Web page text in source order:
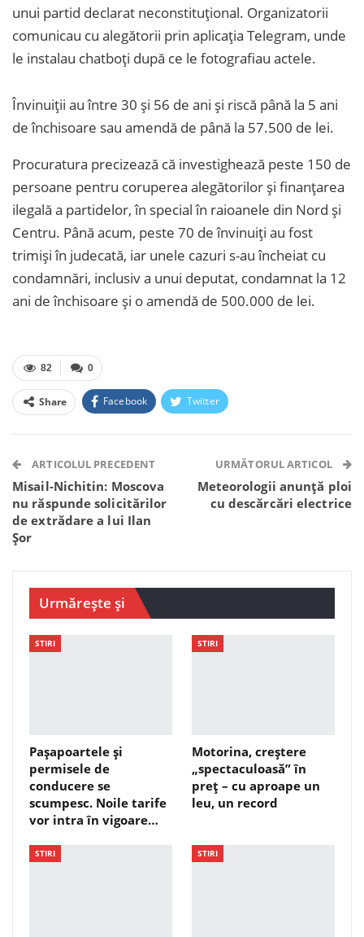
unui partid declarat neconstituțional. Organizatorii
comunicau cu alegătorii prin aplicația Telegram, unde
le instalau chatboți după ce le fotografiau actele.
Învinuiții au între 30 și 56 de ani și riscă până la 5 ani
de închisoare sau amendă de până la 57.500 de lei.
Procuratura precizează că investighează peste 150 de
persoane pentru coruperea alegătorilor și finanțarea
ilegală a partidelor, în special în raioanele din Nord și
Centru. Până acum, peste 70 de învinuiți au fost
trimiși în judecată, iar unele cazuri s-au încheiat cu
condamnări, inclusiv a unui deputat, condamnat la 12
ani de închisoare și o amendă de 500.000 de lei.
0
82
Share Facebook Twitter
Telegram WhatsApp Viber
ARTICOLUL PRECEDENT
Misail-Nichitin: Moscova
nu răspunde solicitărilor
de extrădare a lui Ilan
Șor
URMĂTORUL ARTICOL
Meteorologii anunță ploi
cu descărcări electrice
Urmărește și
STIRI
Pașapoartele și
permisele de
conducere se
scumpesc. Noile tarife
vor intra în vigoare…
STIRI
Motorina, creștere
„spectaculoasă” în
preț – cu aproape un
leu, un record
STIRI STIRI